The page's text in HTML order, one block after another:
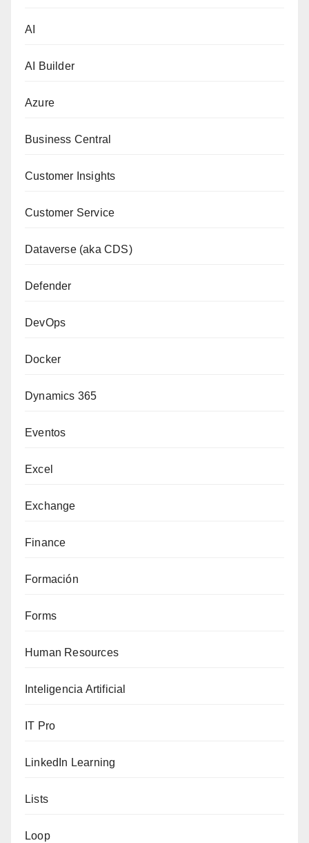
AI
AI Builder
Azure
Business Central
Customer Insights
Customer Service
Dataverse (aka CDS)
Defender
DevOps
Docker
Dynamics 365
Eventos
Excel
Exchange
Finance
Formación
Forms
Human Resources
Inteligencia Artificial
IT Pro
LinkedIn Learning
Lists
Loop